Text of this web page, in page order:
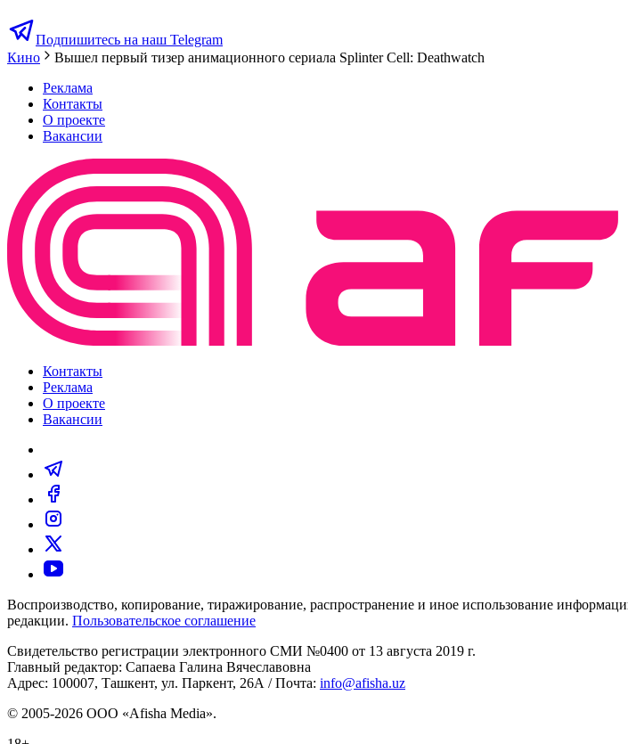
Подпишитесь на наш Telegram
Кино
Вышел первый тизер анимационного сериала Splinter Cell: Deathwatch
Реклама
Контакты
О проекте
Вакансии
Контакты
Реклама
О проекте
Вакансии
Воспроизводство, копирование, тиражирование, распространение и иное использование
редакции. Пользовательское соглашение
Свидетельство регистрации электронного СМИ №0400 от 13 августа 2019 г.
Главный редактор: Сапаева Галина Вячеславовна
Адрес: 100007, Ташкент, ул. Паркент, 26А / Почта: info@afisha.uz
© 2005-2026 ООО «Afisha Media».